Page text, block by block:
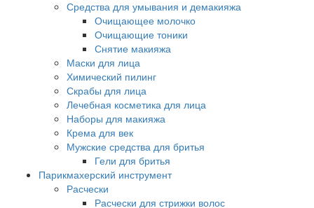
Средства для умывания и демакияжа
Очищающее молочко
Очищающие тоники
Снятие макияжа
Маски для лица
Химический пилинг
Скрабы для лица
Лечебная косметика для лица
Наборы для макияжа
Крема для век
Мужские средства для бритья
Гели для бритья
Парикмахерский инструмент
Расчески
Расчески для стрижки волос